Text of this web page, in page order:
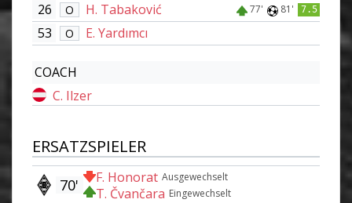
26
O H. Tabaković 77' 81' 7.5
53 O E. Yardımcı
COACH
C. Ilzer
ERSATZSPIELER
Ausgewechselt
F. Honorat
Eingewechselt
T. Čvančara
70'